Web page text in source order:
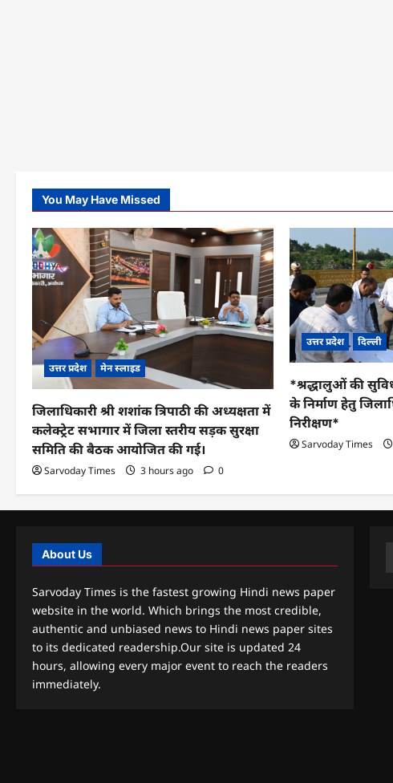
You May Have Missed
उत्तर प्रदेश मेन स्लाइड
जिलाधिकारी श्री शशांक त्रिपाठी की अध्यक्षता में
कलेक्ट्रेट सभागार में जिला स्तरीय सड़क सुरक्षा
समिति की बैठक आयोजित की गई।
Sarvoday Times 3 hours ago 0
उत्तर प्रदेश दिल्ली
*श्रद्धालुओं की
के निर्माण हेतु
निरीक्षण*
Sarvoday Times
About Us
Sarvoday Times is the fastest growing Hindi news paper
website in the world. Which brings the most credible,
authentic and unbiased news to Hindi news paper sites
to its dedicated readership.Our site is updated 24
hours, allowing every major event to reach the readers
immediately.